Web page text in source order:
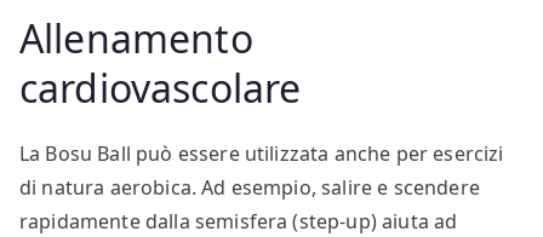
Allenamento
cardiovascolare
La Bosu Ball può essere utilizzata anche per esercizi
di natura aerobica. Ad esempio, salire e scendere
rapidamente dalla semisfera (step-up) aiuta ad